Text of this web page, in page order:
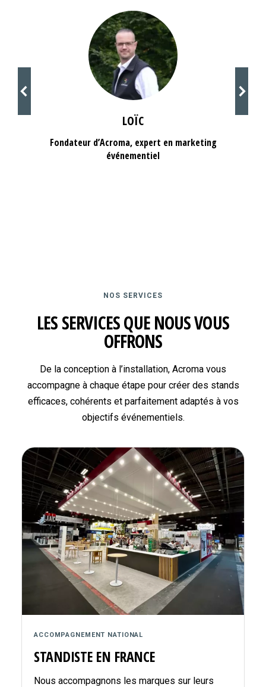
LOÏC
Fondateur d’Acroma, expert en marketing
événementiel
NOS SERVICES
LES SERVICES QUE NOUS VOUS
OFFRONS
De la conception à l’installation, Acroma vous
accompagne à chaque étape pour créer des stands
efficaces, cohérents et parfaitement adaptés à vos
objectifs événementiels.
ACCOMPAGNEMENT NATIONAL
STANDISTE EN FRANCE
Nous accompagnons les marques sur leurs